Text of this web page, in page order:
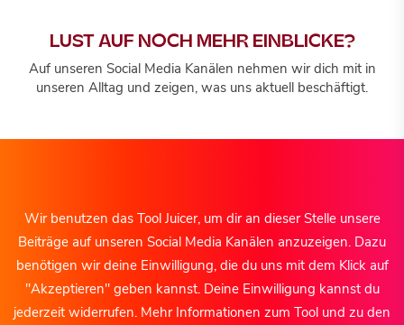
LUST AUF NOCH MEHR EINBLICKE?
Auf unseren Social Media Kanälen nehmen wir dich mit in
unseren Alltag und zeigen, was uns aktuell beschäftigt.
Wir benutzen das Tool Juicer, um dir an dieser Stelle unsere
Beiträge auf unseren Social Media Kanälen anzuzeigen. Dazu
benötigen wir deine Einwilligung, die du uns mit dem Klick auf
"Akzeptieren" geben kannst. Deine Einwilligung kannst du
jederzeit widerrufen. Mehr Informationen zum Tool und zu den